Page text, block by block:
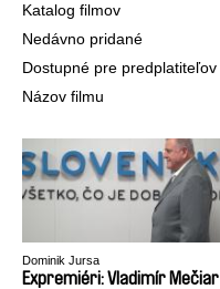
Katalog filmov
Nedávno pridané
Dostupné pre predplatiteľov
Názov filmu
Dominik Jursa
Expremiéri: Vladimír Mečiar